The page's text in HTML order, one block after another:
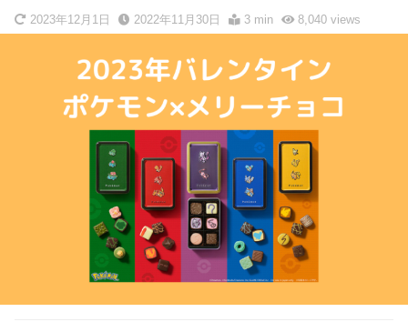
2023年12月1日 2022年11月30日 3 min 8,040views